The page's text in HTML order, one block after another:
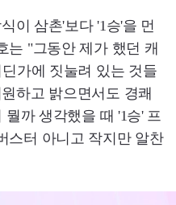
이 삼촌'보다 '1승'을 먼
는 "그동안 제가 했던 캐
가에 짓눌려 있는 것들
하고 밝으면서도 경쾌
까 생각했을 때 '1승' 프
스터 아니고 작지만 알찬